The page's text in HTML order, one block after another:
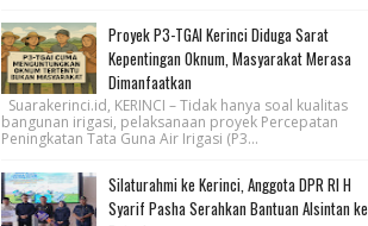
Proyek P3-TGAI Kerinci Diduga Sarat
Kepentingan Oknum, Masyarakat Merasa
Dimanfaatkan
Suarakerinci.id, KERINCI – Tidak hanya soal kualitas
bangunan irigasi, pelaksanaan proyek Percepatan
Peningkatan Tata Guna Air Irigasi (P3...
Silaturahmi ke Kerinci, Anggota DPR RI H
Syarif Pasha Serahkan Bantuan Alsintan ke